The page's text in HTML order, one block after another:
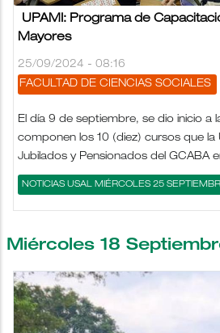
UPAMI: Programa de
Mayores
25/09/2024 - 08:16
FACULTAD DE CIENCIAS SOCIALES
El día 9 de septiembre, se dio inicio a
componen los 10 (diez) cursos que la
Jubilados y Pensionados del GCABA
NOTICIAS USAL MIÉRCOLES 25
Miércoles 18